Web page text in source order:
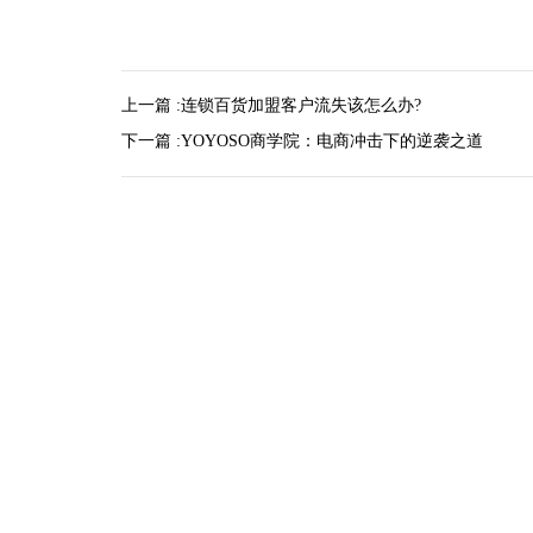
上一篇 :连锁百货加盟客户流失该怎么办?
下一篇 :YOYOSO商学院：电商冲击下的逆袭之道